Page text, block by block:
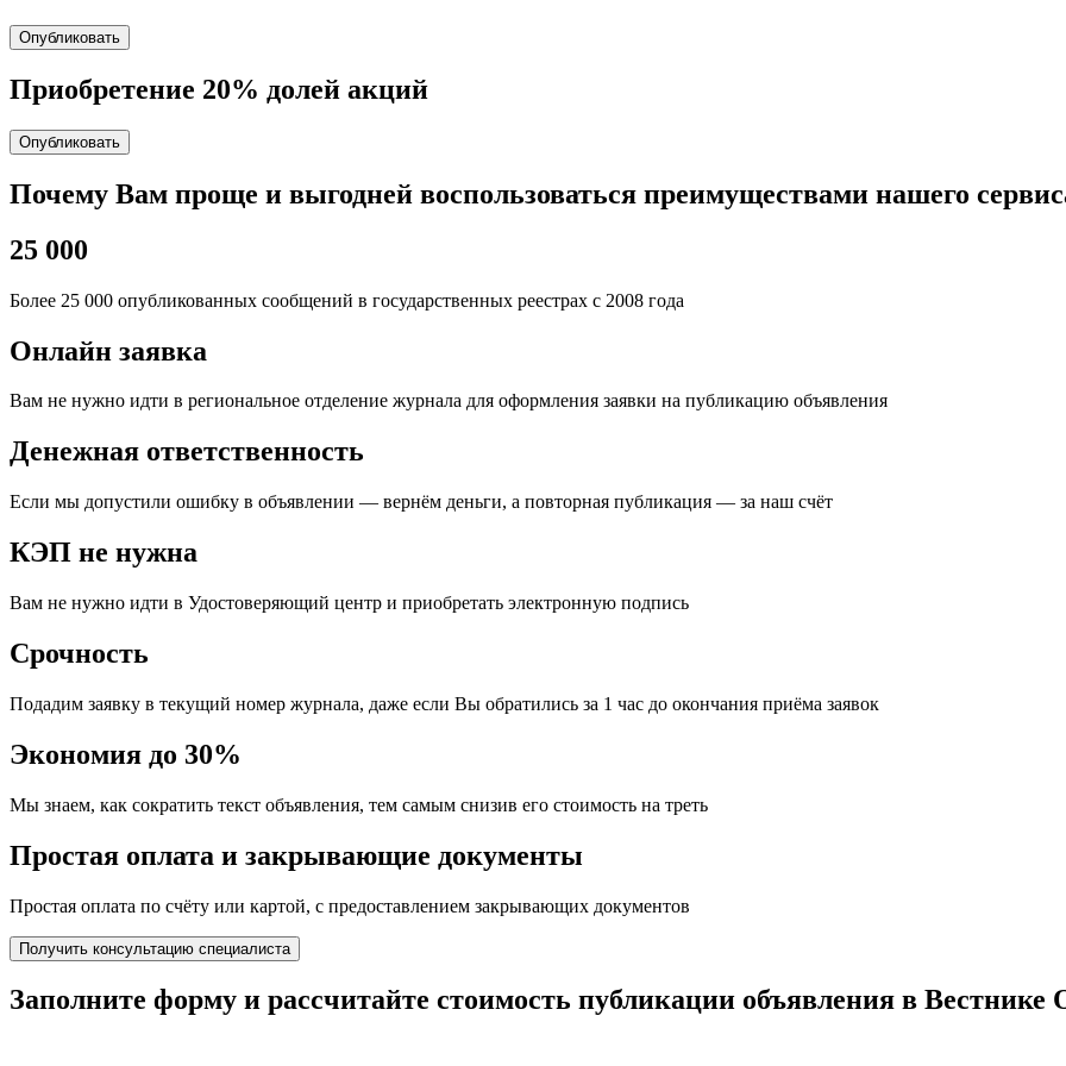
Опубликовать
Приобретение 20% долей акций
Опубликовать
Почему Вам проще и выгодней воспользоваться преимуществами нашего
25 000
Более 25 000 опубликованных сообщений в государственных реестрах с 2008 года
Онлайн заявка
Вам не нужно идти в региональное отделение журнала для оформления заявки на публикацию объявления
Денежная ответственность
Если мы допустили ошибку в объявлении — вернём деньги, а повторная публикация — за наш счёт
КЭП не нужна
Вам не нужно идти в Удостоверяющий центр и приобретать электронную подпись
Срочность
Подадим заявку в текущий номер журнала, даже если Вы обратились за 1 час до окончания приёма заявок
Экономия до 30%
Мы знаем, как сократить текст объявления, тем самым снизив его стоимость на треть
Простая оплата и закрывающие документы
Простая оплата по счёту или картой, с предоставлением закрывающих документов
Получить консультацию специалиста
Заполните форму и рассчитайте стоимость публикации объявления в Вестнике